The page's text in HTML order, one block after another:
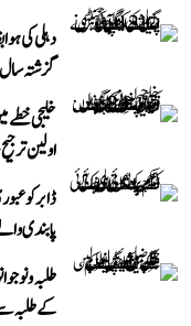
دہلی کی
گزشتہ سال سے 12 پوائنٹس
خلیجی
اولین ترجیح، 24 گھنٹے ہیلپ لائن فعال:
ڈابر کو
پابندی
طلبہ و
کے طلبہ